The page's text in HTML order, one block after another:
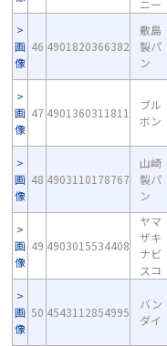
ニー
画
像
46 4901820366382
敷島
製パ
ン
画
像
47 4901360311811
ブル
ボン
画
像
48 4903110178767
山崎
製パ
ン
画
像
49 4903015534408
ヤマ
ザキ
ナビ
スコ
画
像
50 4543112854995
バン
ダイ